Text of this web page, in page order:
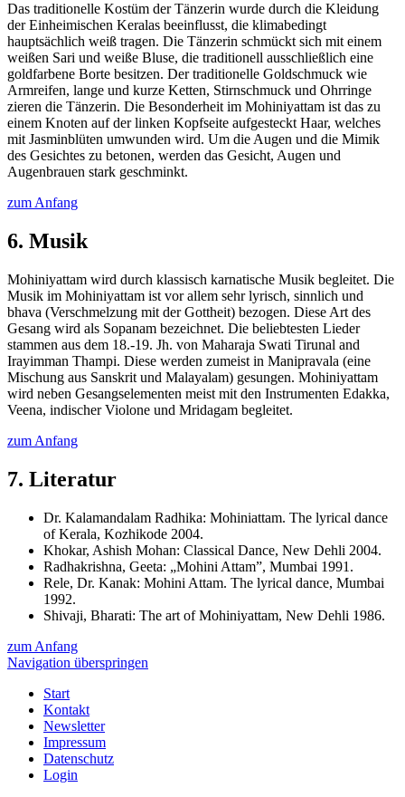
Das traditionelle Kostüm der Tänzerin wurde durch die Kleidung
der Einheimischen Keralas beeinflusst, die klimabedingt
hauptsächlich weiß tragen. Die Tänzerin schmückt sich mit einem
weißen Sari und weiße Bluse, die traditionell ausschließlich eine
goldfarbene Borte besitzen. Der traditionelle Goldschmuck wie
Armreifen, lange und kurze Ketten, Stirnschmuck und Ohrringe
zieren die Tänzerin. Die Besonderheit im Mohiniyattam ist das zu
einem Knoten auf der linken Kopfseite aufgesteckt Haar, welches
mit Jasminblüten umwunden wird. Um die Augen und die Mimik
des Gesichtes zu betonen, werden das Gesicht, Augen und
Augenbrauen stark geschminkt.
zum Anfang
6. Musik
Mohiniyattam wird durch klassisch karnatische Musik begleitet. Die
Musik im Mohiniyattam ist vor allem sehr lyrisch, sinnlich und
bhava (Verschmelzung mit der Gottheit) bezogen. Diese Art des
Gesang wird als Sopanam bezeichnet. Die beliebtesten Lieder
stammen aus dem 18.-19. Jh. von Maharaja Swati Tirunal and
Irayimman Thampi. Diese werden zumeist in Manipravala (eine
Mischung aus Sanskrit und Malayalam) gesungen. Mohiniyattam
wird neben Gesangselementen meist mit den Instrumenten Edakka,
Veena, indischer Violone und Mridagam begleitet.
zum Anfang
7. Literatur
Dr. Kalamandalam Radhika: Mohiniattam. The lyrical dance
of Kerala, Kozhikode 2004.
Khokar, Ashish Mohan: Classical Dance, New Dehli 2004.
Radhakrishna, Geeta: „Mohini Attam”, Mumbai 1991.
Rele, Dr. Kanak: Mohini Attam. The lyrical dance, Mumbai
1992.
Shivaji, Bharati: The art of Mohiniyattam, New Dehli 1986.
zum Anfang
Navigation überspringen
Start
Kontakt
Newsletter
Impressum
Datenschutz
Login